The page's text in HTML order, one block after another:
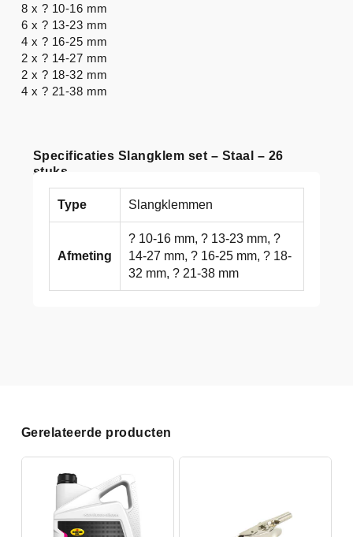
Specificaties Slangklem set – Staal – 26
stuks
Type Slangklemmen
Afmeting
? 10-16 mm, ? 13-23 mm, ?
14-27 mm, ? 16-25 mm, ? 18-
32 mm, ? 21-38 mm
8 x ? 10-16 mm
6 x ? 13-23 mm
4 x ? 16-25 mm
2 x ? 14-27 mm
2 x ? 18-32 mm
4 x ? 21-38 mm
Gerelateerde producten